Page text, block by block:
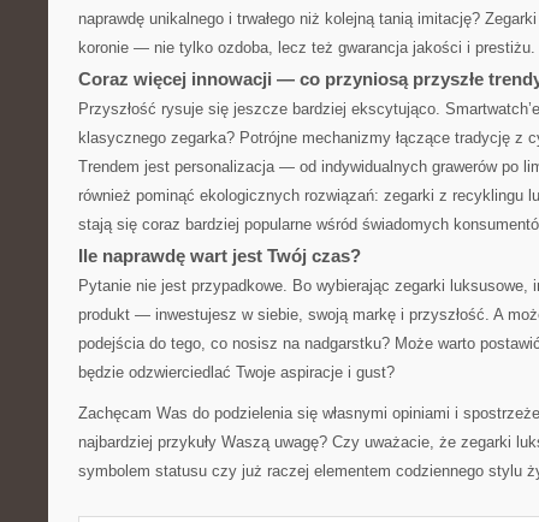
naprawdę unikalnego i trwałego niż kolejną tanią imitację?
koronie — nie tylko ozdoba, lecz też gwarancja jakości i prestiżu.
Coraz więcej innowacji — co przyniosą przyszłe
Przyszłość rysuje się jeszcze bardziej ekscytująco.
klasycznego zegarka? Potrójne mechanizmy łączące tradycję z
Trendem jest personalizacja — od indywidualnych grawerów po
również pominąć ekologicznych rozwiązań: zegarki z recyklingu
stają się coraz bardziej popularne wśród świadomych
Ile naprawdę wart jest Twój czas?
Pytanie nie jest przypadkowe. Bo wybierając zegarki luksusowe,
produkt — inwestujesz w siebie, swoją markę i przyszłość. A
podejścia do tego, co nosisz na nadgarstku? Może warto
będzie odzwierciedlać Twoje aspiracje i gust?
Zachęcam Was do podzielenia się własnymi opiniami i
najbardziej przykuły Waszą uwagę? Czy uważacie, że zegarki
symbolem statusu czy już raczej elementem codziennego stylu